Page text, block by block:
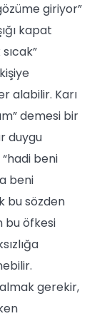
giriyor”
kapat
alabilir. Karı
demesi bir
duygu
beni
beni
bu sözden
bu öfkesi
gerekir,